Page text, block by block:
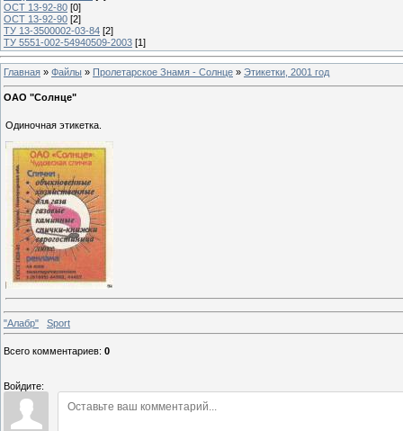
ОСТ 13-92-80 [0]
ОСТ 13-92-90 [2]
ТУ 13-3500002-03-84 [2]
ТУ 5551-002-54940509-2003 [1]
Главная » Файлы » Пролетарское Знамя - Солнце » Этикетки, 2001 год
ОАО "Солнце"
Одиночная этикетка.
"Алабр" Sport
Всего комментариев: 0
Войдите: